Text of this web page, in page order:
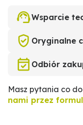
Wsparcie
Oryginalne
Odbiór
Masz pytania co
nami przez